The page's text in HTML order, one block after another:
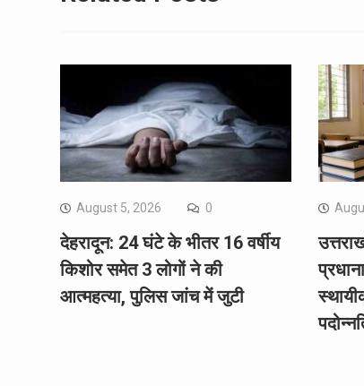
August 5, 2026 0
देहरादून: 24 घंटे के भीतर 16 वर्षीय
किशोर समेत 3 लोगों ने की
आत्महत्या, पुलिस जांच में जुटी